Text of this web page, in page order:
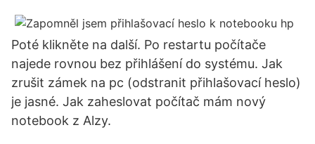
Poté klikněte na další. Po restartu počítače
najede rovnou bez přihlášení do systému. Jak
zrušit zámek na pc (odstranit přihlašovací heslo)
je jasné. Jak zaheslovat počítač mám nový
notebook z Alzy.